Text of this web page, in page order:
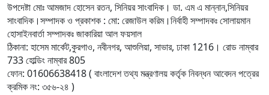
উপদেষ্টা মোঃ আমজাদ হোসেন রতন, সিনিয়র সাংবাদিক। ডা. এম এ মান্নান,সিনিয়র
সাংবাদিক।সম্পাদক ও প্রকাশক : মো: রেজাউল করিম।নির্বাহী সম্পাদকঃ সোলায়মান
হোসাইনবার্তা সম্পাদকঃ জাকারিয়া আল ফয়সাল
ঠিকানা: হাসেম মার্কেট,কুরগাও, নবীনগর, আশুলিয়া, সাভার, ঢাকা 1216। রোড নাম্বার
733 হোল্ডিং নাম্বার 805
ফোন: 01606638418 ( বাংলাদেশ তথ্য মন্ত্রণালয় কর্তৃক নিবন্ধন আবেদন পত্রের
ক্রমিক নং: ৩৫৬-২৪ )